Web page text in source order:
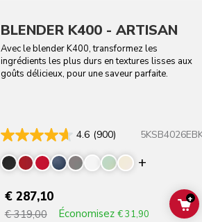
BLENDER K400 - ARTISAN
Avec le blender K400, transformez les
ingrédients les plus durs en textures lisses aux
goûts délicieux, pour une saveur parfaite.
4.6 (900)
Display
€ 287,10
€ 319,00 Économisez € 31,90
+